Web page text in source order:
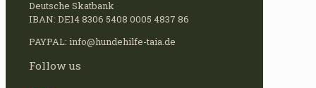
Deutsche Skatbank
IBAN: DE14 8306 5408 0005 4837 86
PAYPAL: info@hundehilfe-taia.de
Follow us